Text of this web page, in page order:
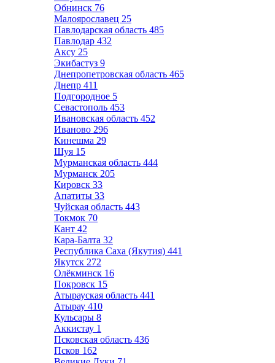
Обнинск 76
Малоярославец 25
Павлодарская область 485
Павлодар 432
Аксу 25
Экибастуз 9
Днепропетровская область 465
Днепр 411
Подгородное 5
Севастополь 453
Ивановская область 452
Иваново 296
Кинешма 29
Шуя 15
Мурманская область 444
Мурманск 205
Кировск 33
Апатиты 33
Чуйская область 443
Токмок 70
Кант 42
Кара-Балта 32
Республика Саха (Якутия) 441
Якутск 272
Олёкминск 16
Покровск 15
Атырауская область 441
Атырау 410
Кульсары 8
Аккистау 1
Псковская область 436
Псков 162